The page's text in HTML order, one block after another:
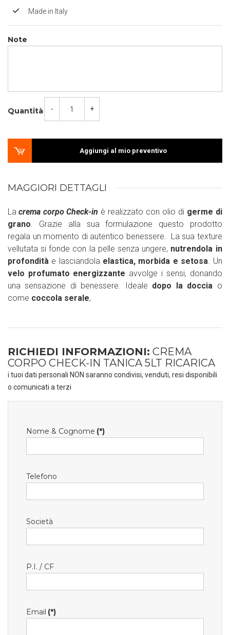
Made in Italy
Note
Quantità - +
Aggiungi al mio preventivo
MAGGIORI DETTAGLI
La crema corpo Check-in è realizzato con olio di germe di
grano. Grazie alla sua formulazione questo prodotto
regala un momento di autentico benessere. La sua texture
vellutata si fonde con la pelle senza ungere, nutrendola in
profondità e lasciandola elastica, morbida e setosa. Un
velo profumato energizzante avvolge i sensi, donando
una sensazione di benessere. Ideale dopo la doccia o
come coccola serale,
RICHIEDI INFORMAZIONI: CREMA
CORPO CHECK-IN TANICA 5LT RICARICA
i tuoi dati personali NON saranno condivisi, venduti, resi disponibili
o comunicati a terzi
Nome & Cognome (*)
Telefono
Società
P.I. / CF
Email (*)